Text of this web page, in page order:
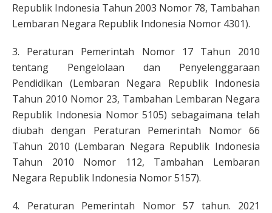
Republik Indonesia Tahun 2003 Nomor 78, Tambahan
Lembaran Negara Republik Indonesia Nomor 4301).
3. Peraturan Pemerintah Nomor 17 Tahun 2010
tentang Pengelolaan dan Penyelenggaraan
Pendidikan (Lembaran Negara Republik Indonesia
Tahun 2010 Nomor 23, Tambahan Lembaran Negara
Republik Indonesia Nomor 5105) sebagaimana telah
diubah dengan Peraturan Pemerintah Nomor 66
Tahun 2010 (Lembaran Negara Republik Indonesia
Tahun 2010 Nomor 112, Tambahan Lembaran
Negara Republik Indonesia Nomor 5157).
4. Peraturan Pemerintah Nomor 57 tahun. 2021